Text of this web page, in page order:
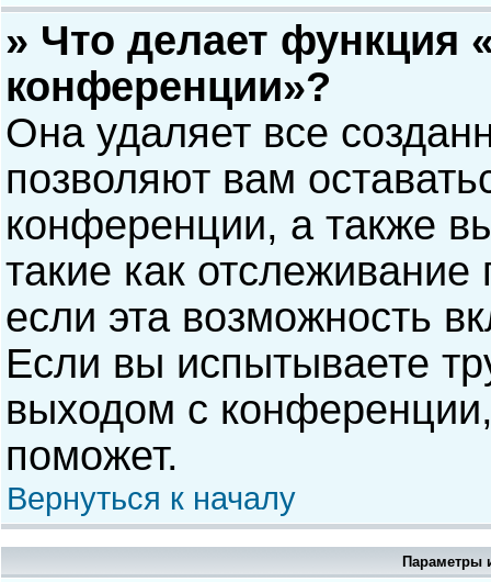
» Что делает функция
конференции»?
Она удаляет все
позволяют вам
конференции, а также
такие как
если эта возможность
Если вы испытываете
выходом с
поможет.
Вернуться к началу
Параметры